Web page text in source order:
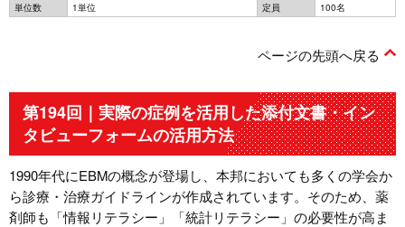
単位数
1単位 定員 100名
ページの先頭へ戻る
第194回｜実際の症例を活用した添付文書・イン
タビューフォームの活用方法
1990年代にEBMの概念が登場し、本邦においても多くの学会か
ら診療・治療ガイドラインが作成されています。そのため、薬
剤師も「情報リテラシー」「統計リテラシー」の必要性が高ま